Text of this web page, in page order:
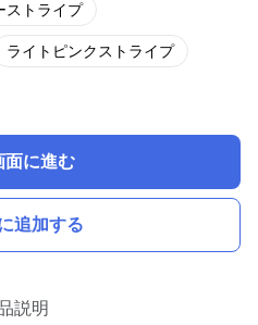
ストライプ
ライトピンクストライプ
面に進む
追加する
説明